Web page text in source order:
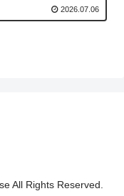
2026.07.06
All Rights Reserved.